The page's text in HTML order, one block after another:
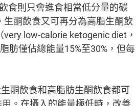
食則只會進食相當低分量的碳
酮飲食又可再分為高脂生酮飲
low-calorie ketogenic diet，
肪僅佔總能量15%至30%，但每
酮飲食和高脂肪生酮飲食都可
。在攝入的能量極低時，改善